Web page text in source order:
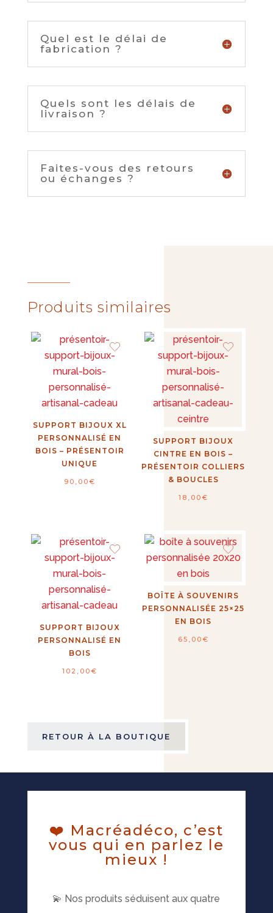
Quel est le délai de
fabrication ?
Quels sont les délais de
livraison ?
Faites-vous des retours
ou échanges ?
Produits similaires
SUPPORT BIJOUX XL
PERSONNALISÉ EN
BOIS – PRÉSENTOIR
UNIQUE
90,00€
SUPPORT BIJOUX
CINTRE EN BOIS –
PRÉSENTOIR COLLIERS
& BOUCLES
18,00€
SUPPORT BIJOUX
PERSONNALISÉ EN
BOIS
102,00€
BOÎTE À SOUVENIRS
PERSONNALISÉE 25×25
EN BOIS
65,00€
RETOUR À LA BOUTIQUE
❤️ Macréadéco, c’est
vous qui en parlez le
mieux !
💫 Nos produits séduisent aux quatre